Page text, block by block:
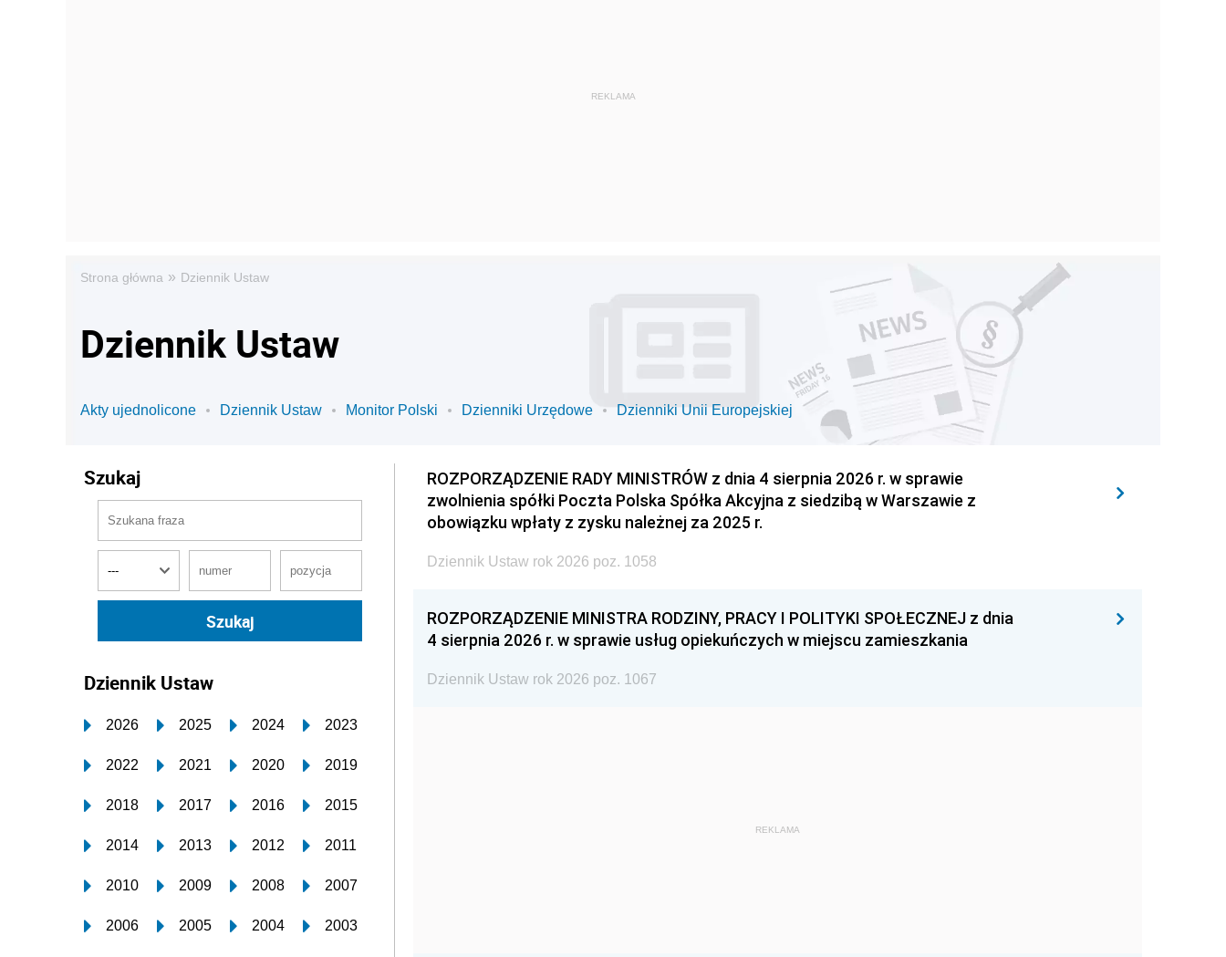
Strona główna » Dziennik Ustaw
Dziennik Ustaw
Akty ujednolicone Dziennik Ustaw Monitor Polski Dzienniki Urzędowe Dzienniki Unii Europejskiej
Szukaj
Dziennik Ustaw
2026 2025 2024 2023
2022 2021 2020 2019
2018 2017 2016 2015
2014 2013 2012 2011
2010 2009 2008 2007
2006 2005 2004 2003
ROZPORZĄDZENIE RADY MINISTRÓW z dnia 4 sierpnia 2026 r. w sprawie
zwolnienia spółki Poczta Polska Spółka Akcyjna z siedzibą w Warszawie z
obowiązku wpłaty z zysku należnej za 2025 r.
Dziennik Ustaw rok 2026 poz. 1058
ROZPORZĄDZENIE MINISTRA RODZINY, PRACY I POLITYKI SPOŁECZNEJ z dnia
4 sierpnia 2026 r. w sprawie usług opiekuńczych w miejscu zamieszkania
Dziennik Ustaw rok 2026 poz. 1067
REKLAMA